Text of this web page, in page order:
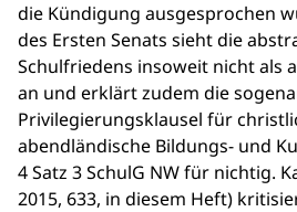
die Kündigung ausgesprochen
des Ersten Senats sieht die
Schulfriedens insoweit nicht als
an und erklärt zudem die
Privilegierungsklausel für
abendländische Bildungs- und
4 Satz 3 SchulG NW für nichtig.
2015, 633, in diesem Heft)